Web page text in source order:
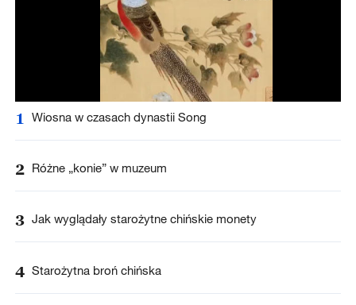
1 Wiosna w czasach dynastii Song
2 Różne „konie” w muzeum
3 Jak wyglądały starożytne chińskie monety
4 Starożytna broń chińska